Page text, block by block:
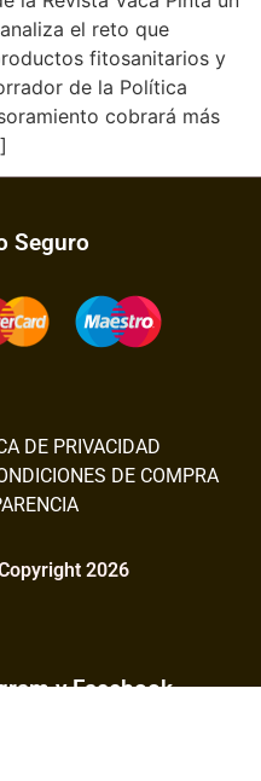
el reto que
fitosanitarios y
de la Política
cobrará más
Seguro
DE PRIVACIDAD
DE COMPRA
2026
y Facebook